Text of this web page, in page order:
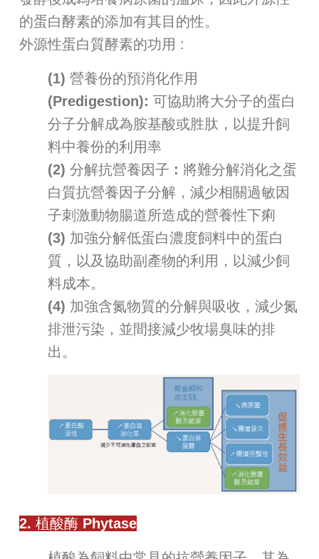
的蛋白酵素的添加有其目的性。
外源性蛋白質酵素的功用 :
(1) 營養份的預消化作用
(Predigestion): 可協助將大分子的蛋白
分子分解成為胺基酸或胜肽，以提升飼
料中養份的利用率
(2) 分解抗營養因子 : 將難分解消化之蛋
白質抗營養因子分解，減少相關過敏因
子刺激動物腸道所造成的營養性下痢
(3) 加強分解低蛋白濃度飼料中的蛋白
質，以及協助副產物的利用，以減少飼
料成本。
(4) 加強含氮物質的分解與吸收，減少氮
排泄污染，並間接減少牧場臭味的排
出。
2. 植酸酶 Phytase